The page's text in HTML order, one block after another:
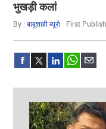
भुखड़ी कलां
By :बाबूशाही ब्यूरो First